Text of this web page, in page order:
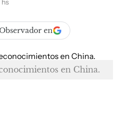
hs
en
en China.